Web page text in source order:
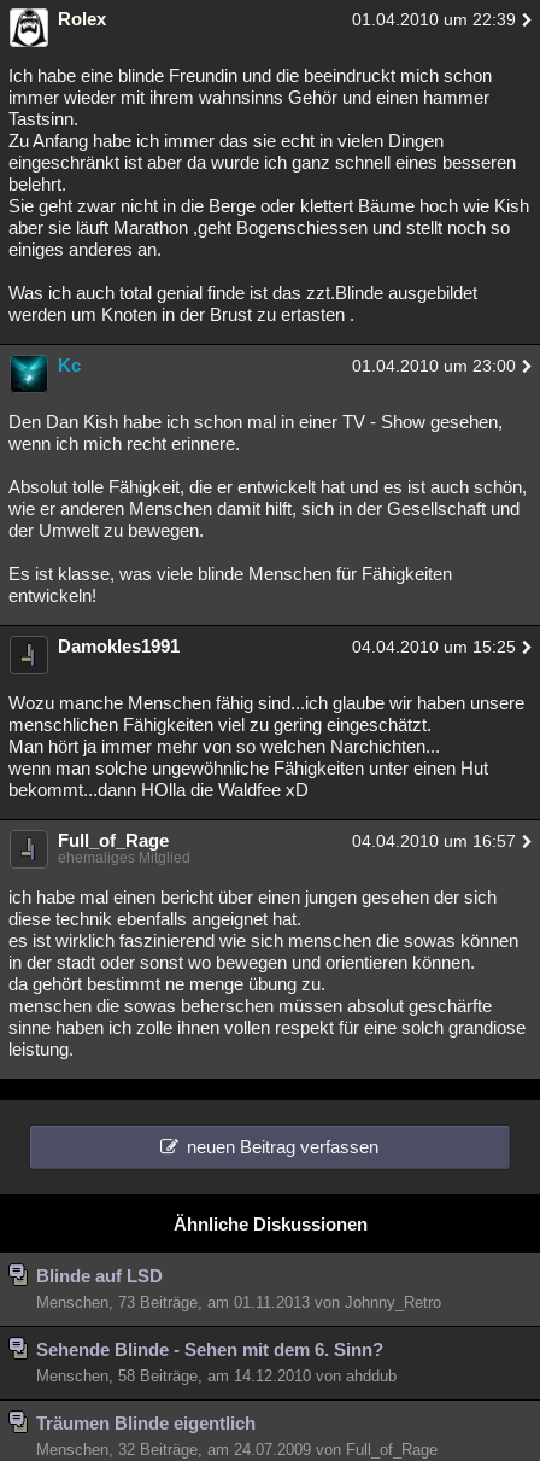
Rolex 01.04.2010 um 22:39
Ich habe eine blinde Freundin und die beeindruckt mich schon
immer wieder mit ihrem wahnsinns Gehör und einen hammer
Tastsinn.
Zu Anfang habe ich immer das sie echt in vielen Dingen
eingeschränkt ist aber da wurde ich ganz schnell eines besseren
belehrt.
Sie geht zwar nicht in die Berge oder klettert Bäume hoch wie Kish
aber sie läuft Marathon ,geht Bogenschiessen und stellt noch so
einiges anderes an.
Was ich auch total genial finde ist das zzt.Blinde ausgebildet
werden um Knoten in der Brust zu ertasten .
Kc 01.04.2010 um 23:00
Den Dan Kish habe ich schon mal in einer TV - Show gesehen,
wenn ich mich recht erinnere.
Absolut tolle Fähigkeit, die er entwickelt hat und es ist auch schön,
wie er anderen Menschen damit hilft, sich in der Gesellschaft und
der Umwelt zu bewegen.
Es ist klasse, was viele blinde Menschen für Fähigkeiten
entwickeln!
Damokles1991 04.04.2010 um 15:25
Wozu manche Menschen fähig sind...ich glaube wir haben unsere
menschlichen Fähigkeiten viel zu gering eingeschätzt.
Man hört ja immer mehr von so welchen Narchichten...
wenn man solche ungewöhnliche Fähigkeiten unter einen Hut
bekommt...dann HOlla die Waldfee xD
Full_of_Rage 04.04.2010 um 16:57
ehemaliges Mitglied
ich habe mal einen bericht über einen jungen gesehen der sich
diese technik ebenfalls angeignet hat.
es ist wirklich faszinierend wie sich menschen die sowas können
in der stadt oder sonst wo bewegen und orientieren können.
da gehört bestimmt ne menge übung zu.
menschen die sowas beherschen müssen absolut geschärfte
sinne haben ich zolle ihnen vollen respekt für eine solch grandiose
leistung.
neuen Beitrag verfassen
Ähnliche Diskussionen
Blinde auf LSD
Menschen, 73 Beiträge, am 01.11.2013 von Johnny_Retro
Sehende Blinde - Sehen mit dem 6. Sinn?
Menschen, 58 Beiträge, am 14.12.2010 von ahddub
Träumen Blinde eigentlich
Menschen, 32 Beiträge, am 24.07.2009 von Full_of_Rage